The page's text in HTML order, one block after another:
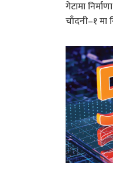
गेटामा
चाँदनी–१ मा